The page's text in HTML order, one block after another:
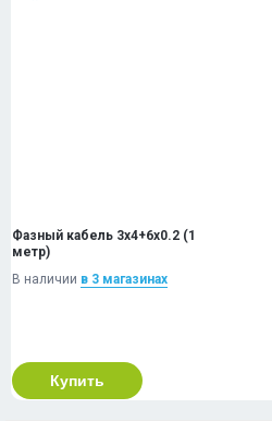
Фазный кабель 3x4+6x0.2 (1
метр)
В наличии в 3 магазинах
Купить